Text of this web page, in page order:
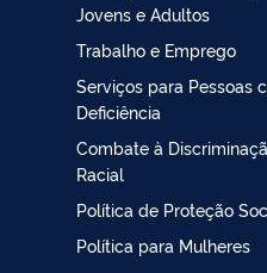
Jovens e Adultos
Trabalho e Emprego
Serviços para Pessoas
Deficiência
Combate à
Racial
Política de Proteção
Política para Mulheres